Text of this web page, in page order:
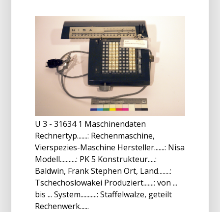
U 3 - 31634 1 Maschinendaten
Rechnertyp.......: Rechenmaschine,
Vierspezies-Maschine Hersteller.......: Nisa
Modell...........: PK 5 Konstrukteur.....:
Baldwin, Frank Stephen Ort, Land........:
Tschechoslowakei Produziert.......: von ...
bis ... System...........: Staffelwalze, geteilt
Rechenwerk......